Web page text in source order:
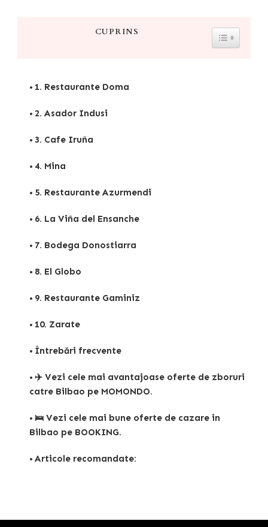
CUPRINS TOGGLE
1. Restaurante Doma
2. Asador Indusi
3. Cafe Iruña
4. Mina
5. Restaurante Azurmendi
6. La Viña del Ensanche
7. Bodega Donostiarra
8. El Globo
9. Restaurante Gaminiz
10. Zarate
Întrebări frecvente
✈️ Vezi cele mai avantajoase oferte de zboruri
catre Bilbao pe MOMONDO.
🛌 Vezi cele mai bune oferte de cazare in
Bilbao pe BOOKING.
Articole recomandate: